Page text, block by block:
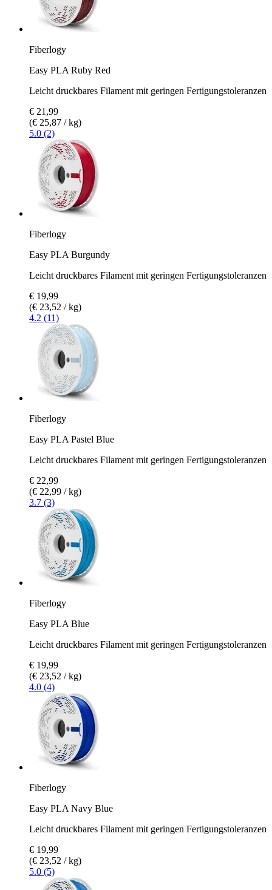
Fiberlogy
Easy PLA Ruby Red
Leicht druckbares Filament mit geringen Fertigungstoleranzen
€ 21,99
(€ 25,87 / kg)
5.0 (2)
Fiberlogy
Easy PLA Burgundy
Leicht druckbares Filament mit geringen Fertigungstoleranzen
€ 19,99
(€ 23,52 / kg)
4.2 (11)
Fiberlogy
Easy PLA Pastel Blue
Leicht druckbares Filament mit geringen Fertigungstoleranzen
€ 22,99
(€ 22,99 / kg)
3.7 (3)
Fiberlogy
Easy PLA Blue
Leicht druckbares Filament mit geringen Fertigungstoleranzen
€ 19,99
(€ 23,52 / kg)
4.0 (4)
Fiberlogy
Easy PLA Navy Blue
Leicht druckbares Filament mit geringen Fertigungstoleranzen
€ 19,99
(€ 23,52 / kg)
5.0 (5)